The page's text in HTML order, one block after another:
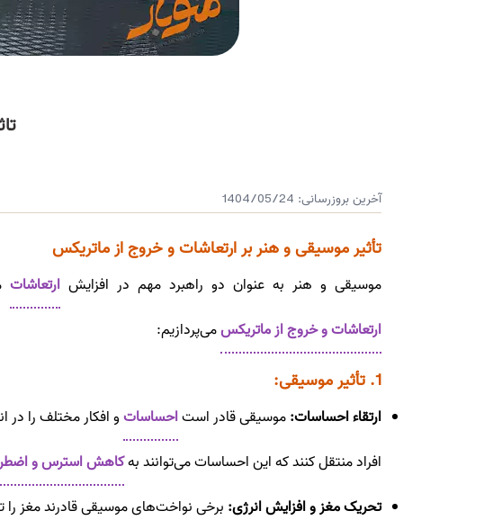
آخرین بروزرسانی: 1404/05/24
تأثیر موسیقی و هنر بر ارتعاشات و خروج از ماتریکس
موسیقی و هنر به عنوان دو راهبرد مهم در افزایش ارتعاشات
ارتعاشات و خروج از ماتریکسمی‌پردازیم:
1. تأثیر موسیقی:
ارتقاء احساسات:موسیقی قادر استاحساساتو افکار مختلف را
افراد منتقل کنند که این احساسات می‌توانند بهکاهش استرس و
تحریک مغز و افزایش انرژی: برخی نواخت‌های موسیقی قادرند مغز را